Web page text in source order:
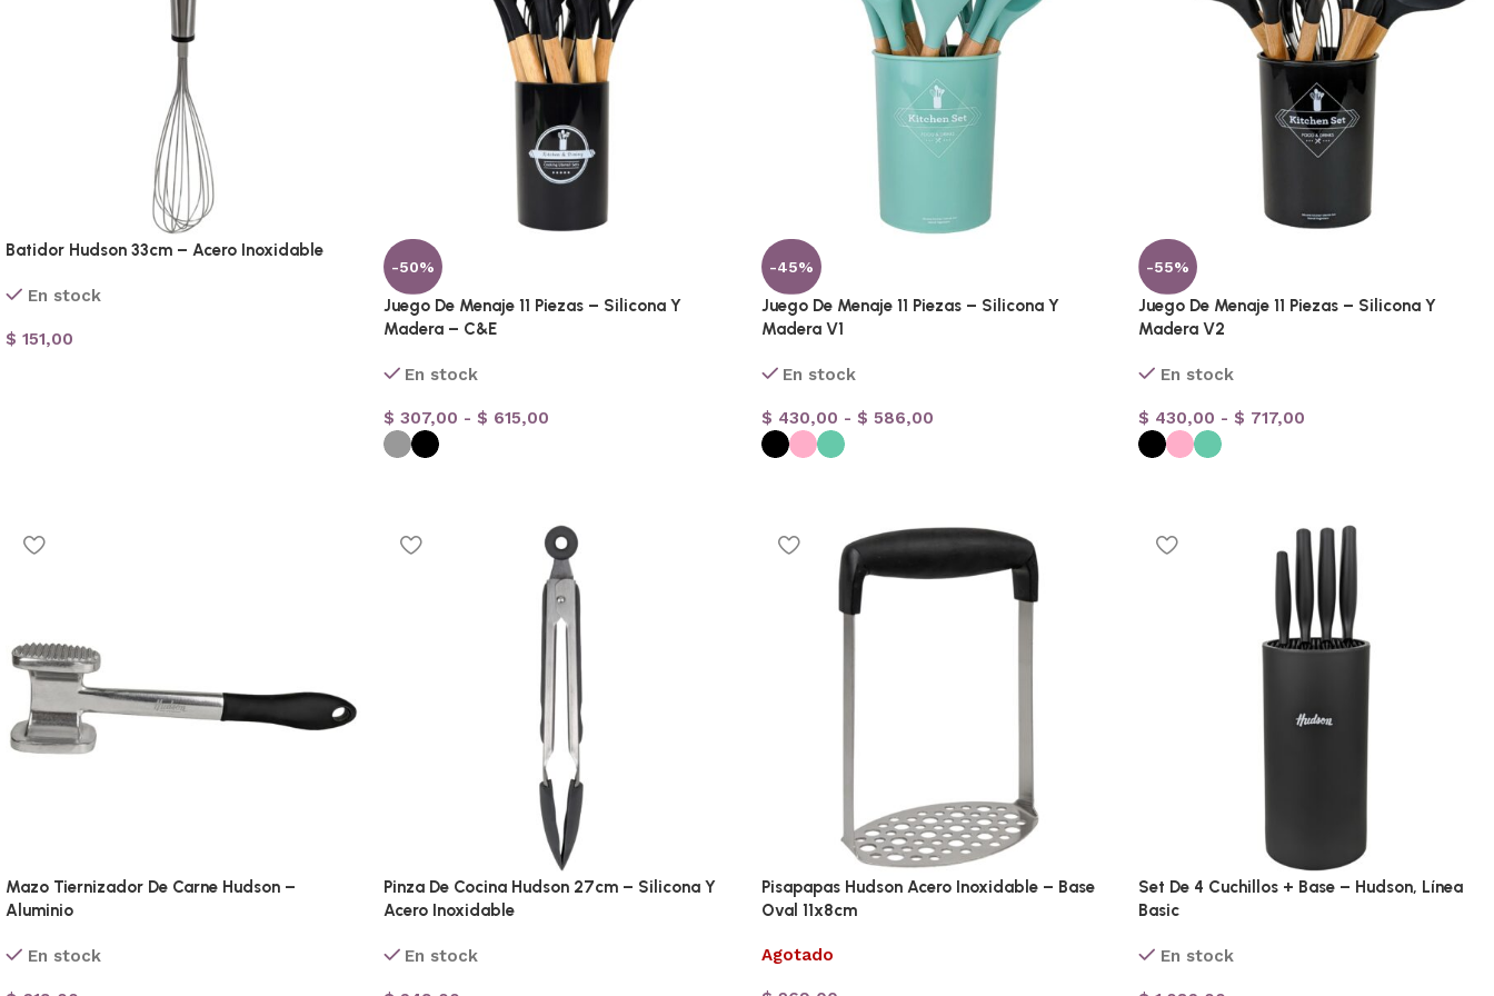
Batidor Hudson 33cm – Acero Inoxidable
En stock
$ 151,00
-50%
Juego De Menaje 11 Piezas – Silicona Y
Madera – C&E
En stock
$ 307,00 - $ 615,00
-45%
Juego De Menaje 11 Piezas – Silicona Y
Madera V1
En stock
$ 430,00 - $ 586,00
-55%
Juego De Menaje 11 Piezas – Silicona Y
Madera V2
En stock
$ 430,00 - $ 717,00
Mazo Tiernizador De Carne Hudson –
Aluminio
En stock
Pinza De Cocina Hudson 27cm – Silicona Y
Acero Inoxidable
En stock
Pisapapas Hudson Acero Inoxidable – Base
Oval 11x8cm
Agotado
Set De 4 Cuchillos + Base – Hudson, Línea
Basic
En stock